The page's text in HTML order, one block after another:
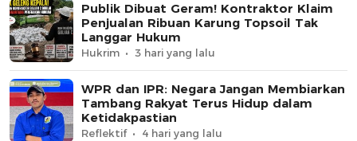
Publik Dibuat Geram! Kontraktor Klaim
Penjualan Ribuan Karung Topsoil Tak
Langgar Hukum
Hukrim 3 hari yang lalu
WPR dan IPR: Negara Jangan Membiarkan
Tambang Rakyat Terus Hidup dalam
Ketidakpastian
Reflektif 4 hari yang lalu